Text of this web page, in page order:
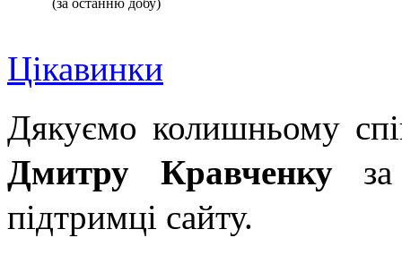
Цікавинки
Дякуємо колишньому
Дмитру Кравченкуза
підтримці сайту.